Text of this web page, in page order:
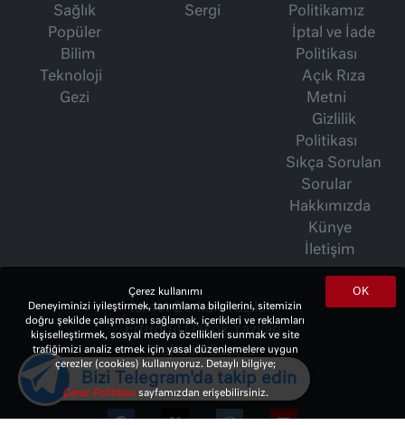
Sağlık
Popüler
Bilim
Teknoloji
Gezi
Sergi
Politikamız
İptal ve İade
Politikası
Açık Rıza
Metni
Gizlilik
Politikası
Sıkça Sorulan
Sorular
Hakkımızda
Künye
İletişim
İsmet Berkan Yazıları
Ertuğrul Özkök Yazıları
Haftalık Gazete
OK
Çerez kullanımı
Deneyiminizi iyileştirmek, tanımlama bilgilerini, sitemizin
doğru şekilde çalışmasını sağlamak, içerikleri ve reklamları
kişiselleştirmek, sosyal medya özellikleri sunmak ve site
trafiğimizi analiz etmek için yasal düzenlemelere uygun
çerezler (cookies) kullanıyoruz. Detaylı bilgiye;
Çerez Politikasısayfamızdan erişebilirsiniz.
Bizi Telegram'da takip edin